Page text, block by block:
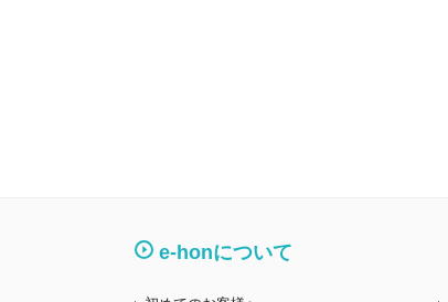
e-honについて